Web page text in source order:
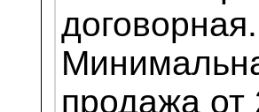
договорная.
продажа от